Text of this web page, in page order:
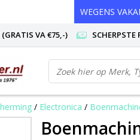
WEGENS
(GRATIS VA €75,-)
/ Electronica /